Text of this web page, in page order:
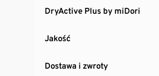
DryActive Plus by miDori
Jakość
Dostawa i zwroty